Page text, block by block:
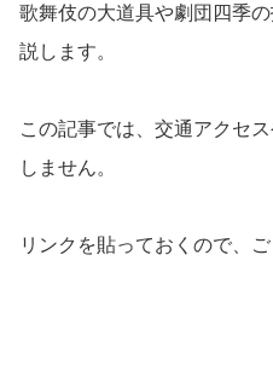
歌舞伎の大道具や劇団四季
説します。
この記事では、交通アクセ
しません。
リンクを貼っておくので、